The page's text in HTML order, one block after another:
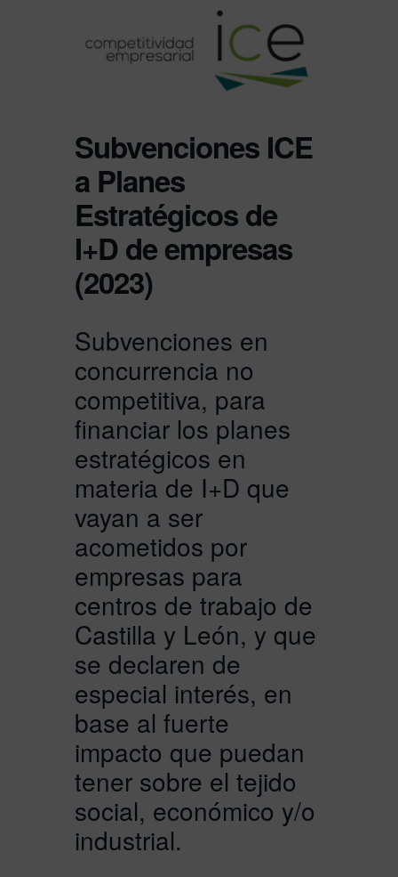
Subvenciones ICE
a Planes
Estratégicos de
I+D de empresas
(2023)
Subvenciones en
concurrencia no
competitiva, para
financiar los planes
estratégicos en
materia de I+D que
vayan a ser
acometidos por
empresas para
centros de trabajo de
Castilla y León, y que
se declaren de
especial interés, en
base al fuerte
impacto que puedan
tener sobre el tejido
social, económico y/o
industrial.